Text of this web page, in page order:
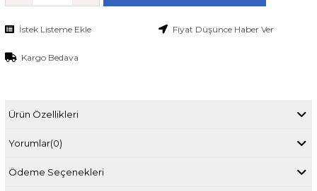
İstek Listeme Ekle Fiyat Düşünce Haber Ver
Kargo Bedava
Ürün Özellikleri
Yorumlar(0)
Ödeme Seçenekleri